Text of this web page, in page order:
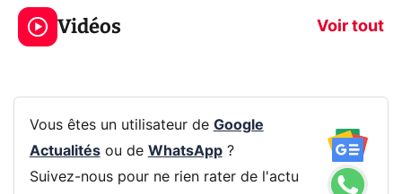
Vidéos Voir tout
jeux dans la
prochaine Xbox !
navigation
Vous êtes un utilisateur de Google
Actualitésou de WhatsApp?
Suivez-nous pour ne rien rater de l'actu